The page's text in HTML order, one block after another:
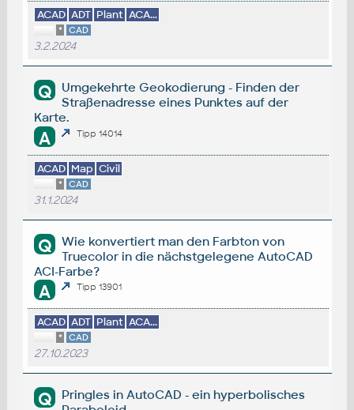
ACAD ADT Plant ACA...
* CAD
3.2.2024
Q
Umgekehrte Geokodierung - Finden der
Straßenadresse eines Punktes auf der
Karte.
A Tipp 14014
ACAD Map Civil
* CAD
31.1.2024
Q
Wie konvertiert man den Farbton von
Truecolor in die nächstgelegene AutoCAD
ACI-Farbe?
A Tipp 13901
ACAD ADT Plant ACA...
* CAD
27.10.2023
Q
Pringles in AutoCAD - ein hyperbolisches